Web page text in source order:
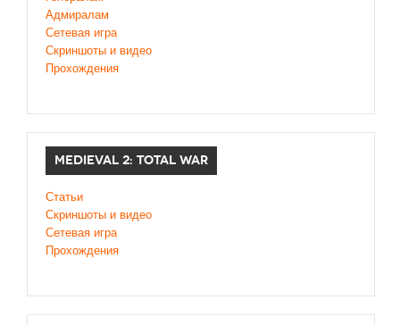
Адмиралам
Сетевая игра
Скриншоты и видео
Прохождения
MEDIEVAL 2: TOTAL WAR
Статьи
Скриншоты и видео
Сетевая игра
Прохождения